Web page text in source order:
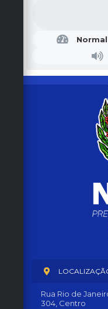
VIÇ
NO
Rua Rio de
304, Centro